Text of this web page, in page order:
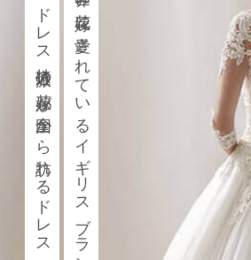
サブリナコンセプト
Wedding Dress
ウェディングドレス
プレミアムレンタルSETプラン
ドレス持込派の花嫁が全国から訪れるドレスサロン